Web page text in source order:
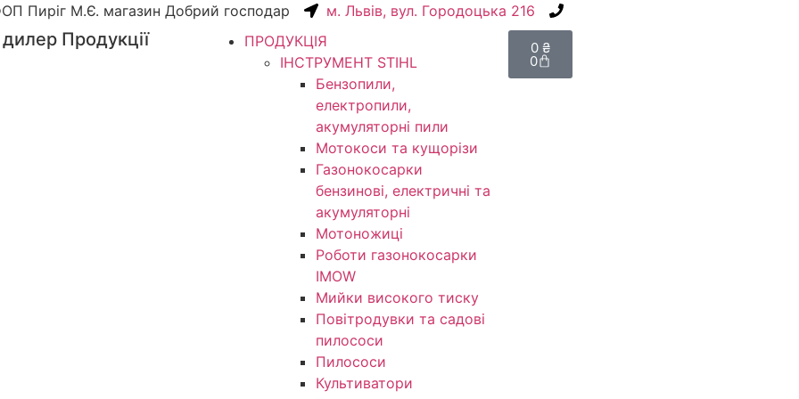
Пиріг М.Є. магазин Добрий господар м. Львів, вул. Городоцька 216
Продукції
ПРОДУКЦІЯ
ІНСТРУМЕНТ STIHL
Бензопили,
електропили,
акумуляторні пили
Мотокоси та кущорізи
Газонокосарки
бензинові, електричні та
акумуляторні
Мотоножиці
Роботи газонокосарки
IMOW
Мийки високого тиску
Повітродувки та садові
пилососи
Пилососи
Культиватори
0 ₴
0